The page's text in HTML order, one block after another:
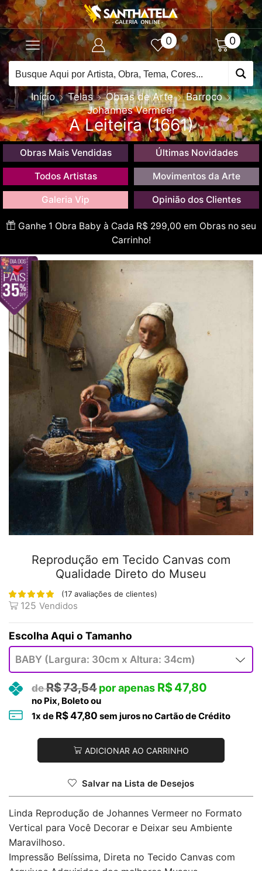
0 0
Início Telas Obras de Arte
Barroco
Johannes Vermeer
A Leiteira (1661)
Obras Mais Vendidas Últimas Novidades
Todos Artistas Movimentos da Arte
Galeria Vip Opinião dos Clientes
Ganhe 1 Obra Baby à Cada R$ 299,00 em Obras no seu
Carrinho!
Reprodução em Tecido Canvas com
Qualidade Direto do Museu
(17 avaliações de clientes)
125 Vendidos
Tamanho
R$73,54 R$47,80
no Pix, Boleto ou
1x de R$47,80 sem juros no Cartão de Crédito
ADICIONAR AO CARRINHO
Salvar na Lista de Desejos
Linda Reprodução de Johannes Vermeer no Formato
Vertical para Você Decorar e Deixar seu Ambiente
Maravilhoso.
Impressão Belíssima, Direta no Tecido Canvas com